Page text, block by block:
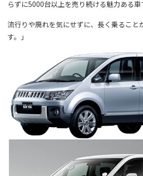
らずに5000台以上を売り続ける魅力ある車
流行りや廃れを気にせずに、長く乗ること
す。」